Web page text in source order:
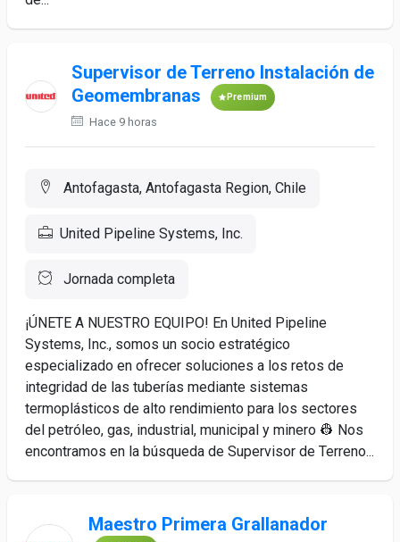
Supervisor de Terreno Instalación de
Geomembranas
Premium
Hace 9 horas
Antofagasta, Antofagasta Region, Chile
United Pipeline Systems, Inc.
Jornada completa
¡ÚNETE A NUESTRO EQUIPO! En United Pipeline
Systems, Inc., somos un socio estratégico
especializado en ofrecer soluciones a los retos de
integridad de las tuberías mediante sistemas
termoplásticos de alto rendimiento para los sectores
del petróleo, gas, industrial, municipal y minero 👷 Nos
encontramos en la búsqueda de Supervisor de Terreno...
Maestro Primera Grallanador